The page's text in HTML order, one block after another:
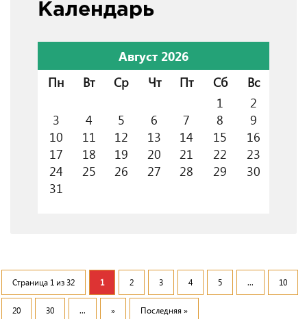
Календарь
Август 2026
Пн
Вт Ср Чт Пт Сб
Вс
1
2
3
4 5 6 7 8
9
10
11 12 13 14 15
16
17
18 19 20 21 22
23
24
25 26 27 28 29
30
31
Страница 1 из 32 1 2 3 4 5 ... 10
20 30 ... » Последняя »